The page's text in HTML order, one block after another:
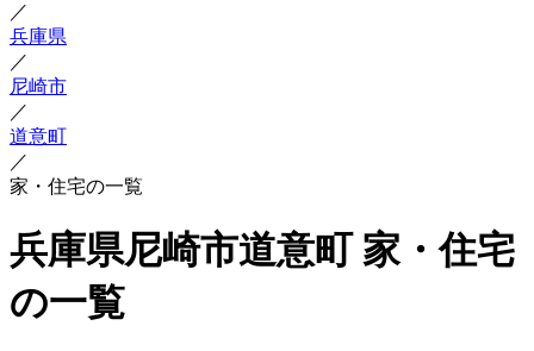
／
兵庫県
／
尼崎市
／
道意町
／
家・住宅の一覧
兵庫県尼崎市道意町 家・住宅
の一覧